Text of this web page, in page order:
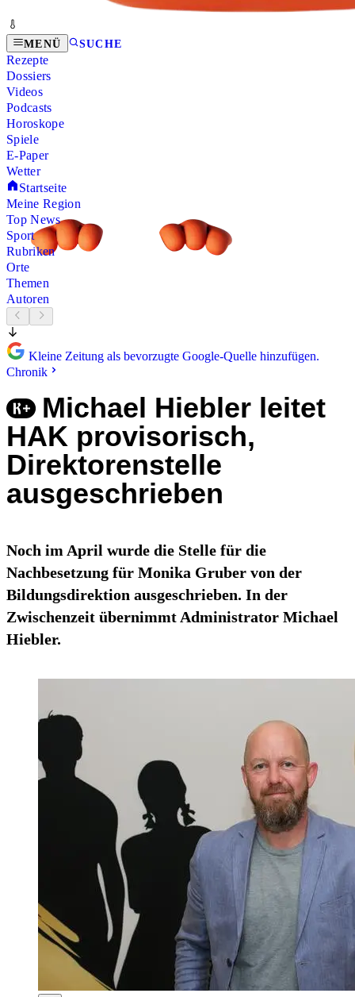
MENÜ SUCHE
Rezepte
Dossiers
Videos
Podcasts
Horoskope
Spiele
E-Paper
Wetter
Startseite
Meine Region
Top News
Sport
Rubriken
Orte
Themen
Autoren
Kleine Zeitung als bevorzugte Google-Quelle hinzufügen.
Chronik
Michael Hiebler leitet
HAK provisorisch,
Direktorenstelle
ausgeschrieben
Noch im April wurde die Stelle für die
Nachbesetzung für Monika Gruber von der
Bildungsdirektion ausgeschrieben. In der
Zwischenzeit übernimmt Administrator Michael
Hiebler.